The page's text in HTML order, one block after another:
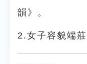
韻》。
2.女子容貌端